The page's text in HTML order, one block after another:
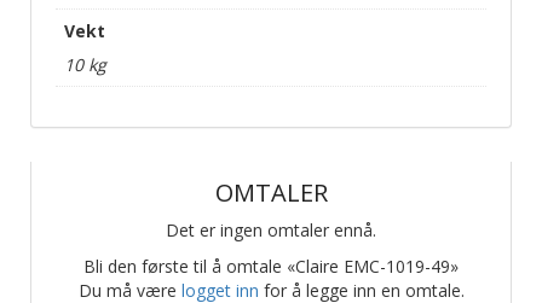
Vekt
10 kg
OMTALER
Det er ingen omtaler ennå.
Bli den første til å omtale «Claire EMC-1019-49»
Du må være logget inn for å legge inn en omtale.